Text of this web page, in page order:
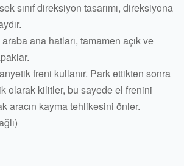
sınıf direksiyon tasarımı, direksiyona
ana hatları, tamamen açık ve
freni kullanır. Park ettikten sonra
olarak kilitler, bu sayede el frenini
aracın kayma tehlikesini önler.